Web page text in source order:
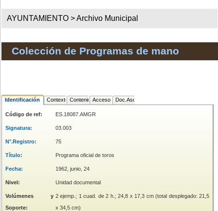
AYUNTAMIENTO >Archivo Municipal
Colección de Programas de mano
Identificación Contexto ContenidoAcceso Doc.Asociada
Código de ref: ES.18087.AMGR
Signatura: 03.003
N°.Registro: 75
Título: Programa oficial de toros
Fecha: 1962, junio, 24
Nivel: Unidad documental
Volúmenes y
Soporte:
2 ejemp.; 1 cuad. de 2 h.; 24,8 x 17,3 cm (total desplegado: 21,5
x 34,5 cm)